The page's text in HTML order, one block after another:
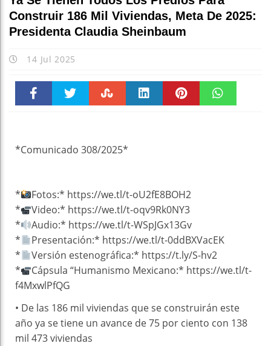
Construir 186 Mil Viviendas, Meta De 2025:
Presidenta Claudia Sheinbaum
14 Jul 2025
*Comunicado 308/2025*
*
Fotos:* https://we.tl/t-oU2fE8BOH2
*
Video:* https://we.tl/t-oqv9Rk0NY3
*
Audio:* https://we.tl/t-WSpJGx13Gv
*
Presentación:* https://we.tl/t-0ddBXVacEK
*
Versión estenográfica:* https://t.ly/S-hv2
*
Cápsula “Humanismo Mexicano:* https://we.tl/t-
f4MxwlPfQG
• De las 186 mil viviendas que se construirán este
año ya se tiene un avance de 75 por ciento con 138
mil 473 viviendas